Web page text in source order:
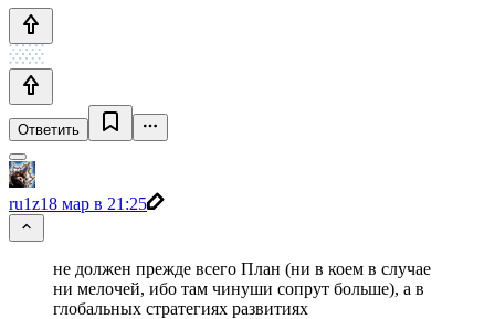
Ответить
ru1z18 мар в 21:25
не должен прежде всего План (ни в коем в случае
ни мелочей, ибо там чинуши сопрут больше), а в
глобальных стратегиях развитиях